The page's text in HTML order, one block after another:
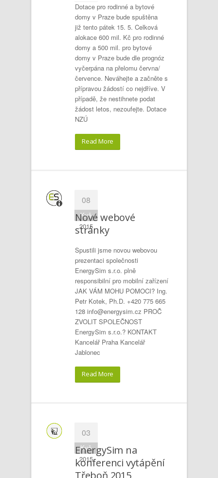
Dotace pro rodinné a bytové
domy v Praze bude spuštěna
již tento pátek 15. 5. Celková
alokace 600 mil. Kč pro rodinné
domy a 500 mil. pro bytové
domy v Praze bude dle prognóz
vyčerpána na přelomu června/
července. Neváhejte a začněte s
přípravou žádostí co nejdříve. V
případě, že nestihnete podat
žádost letos, nezoufejte. Dotace
NZÚ
Read More
08
Kvě
2015
Nové webové
stránky
Spustili jsme novou webovou
prezentaci společnosti
EnergySim s.r.o. plně
responsibilní pro mobilní zařízení
JAK VÁM MOHU POMOCI? Ing.
Petr Kotek, Ph.D. +420 775 665
128 info@energysim.cz PROČ
ZVOLIT SPOLEČNOST
EnergySim s.r.o.? KONTAKT
Kancelář Praha Kancelář
Jablonec
Read More
03
Kvě
2015
EnergySim na
konferenci vytápění
Třeboň 2015